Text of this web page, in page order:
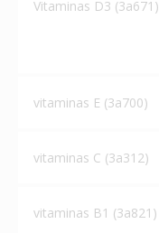
Vitaminas D3 (3а671)
vitaminas Е (3а700)
vitaminas С (3а312)
vitaminas В1 (3а821)